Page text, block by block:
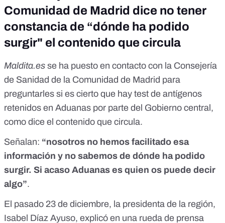
Comunidad de Madrid dice no tener
constancia de “dónde ha podido
surgir" el contenido que circula
Maldita.es se ha puesto en contacto con la Consejería
de Sanidad de la Comunidad de Madrid para
preguntarles si es cierto que hay test de antígenos
retenidos en Aduanas por parte del Gobierno central,
como dice el contenido que circula.
Señalan: “nosotros no hemos facilitado esa
información y no sabemos de dónde ha podido
surgir. Si acaso Aduanas es quien os puede decir
algo”.
El pasado 23 de diciembre, la presidenta de la región,
Isabel Díaz Ayuso, explicó en una rueda de prensa